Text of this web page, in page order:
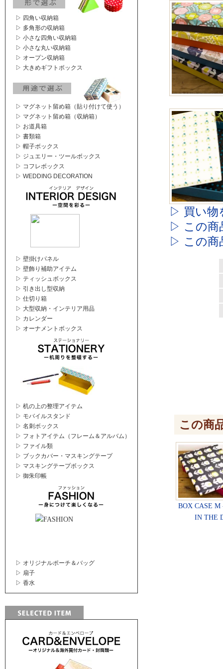
▷ 四角い収納箱
▷ 多角形の収納箱
▷ 小さな四角い収納箱
▷ 小さな丸い収納箱
▷ オープン収納箱
▷ 大きめギフトボックス
▷ マグネット留め箱（貼り付けて使う）
▷ マグネット留め箱（収納箱）
▷ お道具箱
▷ 書類箱
▷ 帽子ボックス
▷ ジュエリー・ツールボックス
▷ コフレボックス
▷ WEDDING DECORATION
▷ 壁掛けパネル
▷ 壁飾り補助アイテム
▷ ティッシュボックス
▷ 引き出し型収納
▷ 仕切り箱
▷ 大型収納・インテリア用品
▷ カレンダー
▷ オーナメントボックス
▷ 机の上の整理アイテム
▷ モバイルスタンド
▷ 名刺ボックス
▷ フォトアイテム（フレーム＆アルバム）
▷ ファイル類
▷ ブックカバー・マスキングテープ
▷ マスキングテープボックス
▷ 御朱印帳
▷ オリジナルポーチ＆バッグ
▷ 扇子
▷ 香水
▷ 買い物
▷ この商
▷ この商
この商
BOX CASE M
IN THE